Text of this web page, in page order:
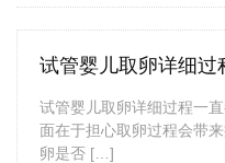
试管婴儿取卵详细过
试管婴儿取卵详细过程一
面在于担心取卵过程会带
卵是否 […]